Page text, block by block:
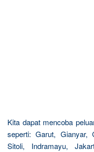
Kita dapat mencoba
seperti: Garut, Gianyar,
Sitoli, Indramayu,